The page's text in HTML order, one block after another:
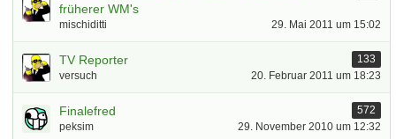
früherer WM's
mischiditti 29. Mai 2011 um 15:02
TV Reporter
133
versuch
20. Februar 2011 um 18:23
Finalefred
572
peksim
29. November 2010 um 12:32